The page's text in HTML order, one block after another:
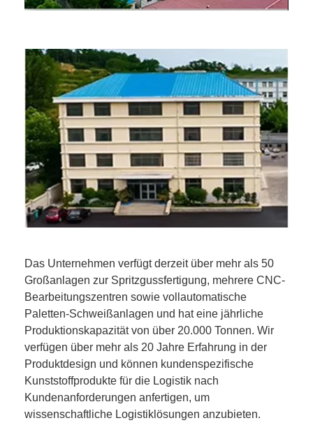
Das Unternehmen verfügt derzeit über mehr als 50
Großanlagen zur Spritzgussfertigung, mehrere CNC-
Bearbeitungszentren sowie vollautomatische
Paletten-Schweißanlagen und hat eine jährliche
Produktionskapazität von über 20.000 Tonnen. Wir
verfügen über mehr als 20 Jahre Erfahrung in der
Produktdesign und können kundenspezifische
Kunststoffprodukte für die Logistik nach
Kundenanforderungen anfertigen, um
wissenschaftliche Logistiklösungen anzubieten.